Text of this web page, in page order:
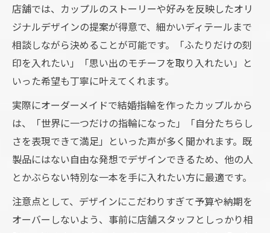
店舗では、カップルのストーリーや好みを反映したオリ
ジナルデザインの提案が得意で、細かいディテールまで
相談しながら決めることが可能です。「ふたりだけの刻
印を入れたい」「思い出のモチーフを取り入れたい」と
いった希望も丁寧に叶えてくれます。
実際にオーダーメイドで結婚指輪を作ったカップルから
は、「世界に一つだけの指輪になった」「自分たちらし
さを表現できて満足」といった声が多く聞かれます。既
製品にはない自由な発想でデザインできるため、他の人
とかぶらない特別な一本を手に入れたい方に最適です。
注意点として、デザインにこだわりすぎて予算や納期を
オーバーしないよう、事前に店舗スタッフとしっかり相